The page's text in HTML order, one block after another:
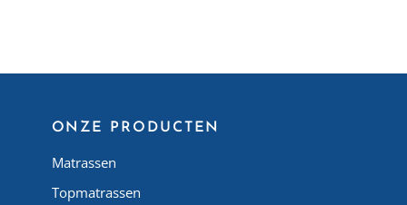
ONZE PRODUCTEN
Matrassen
Topmatrassen